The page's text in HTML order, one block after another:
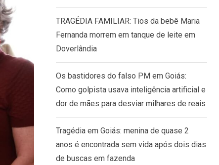
TRAGÉDIA FAMILIAR: Tios da bebê Maria
Fernanda morrem em tanque de leite em
Doverlândia
Os bastidores do falso PM em Goiás:
Como golpista usava inteligência artificial e
dor de mães para desviar milhares de reais
Tragédia em Goiás: menina de quase 2
anos é encontrada sem vida após dois dias
de buscas em fazenda